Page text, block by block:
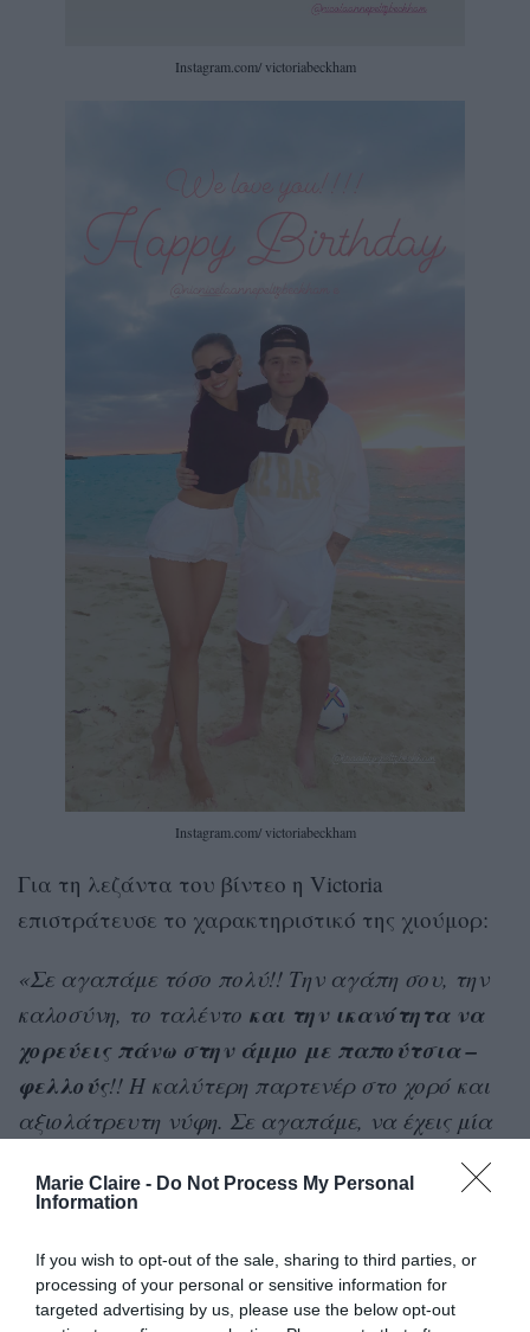
Marie Claire - Do Not Process My Personal
Information
If you wish to opt-out of the sale, sharing to third parties, or
processing of your personal or sensitive information for
targeted advertising by us, please use the below opt-out
Instagram.com/ victoriabeckham
Instagram.com/ victoriabeckham
Για τη λεζάντα του βίντεο η Victoria
επιστράτευσε το χαρακτηριστικό της χιούμορ:
«Σε αγαπάμε τόσο πολύ!! Την αγάπη σου, την
καλοσύνη, το ταλέντο και την ικανότητα να
χορεύεις πάνω στην άμμο με παπούτσια –
φελλούς!! Η καλύτερη παρτενέρ στο χορό και
αξιολάτρευτη νύφη. Σε αγαπάμε, να έχεις μία
Πράγματι, στο βίντεο με το χορό, όπου και οι
δυο γυναίκες έχουν πιει λιγάκι παραπάνω, η
Nicola φοράει ένα ζευγάρι ψηλά παπούτσια –
πλατφόρμες και καταφέρνει να ισορροπήσει